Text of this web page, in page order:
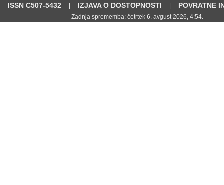
ISSN C507-5432
| IZJAVA O DOSTOPNOSTI | POVRATNE
Zadnja sprememba: četrtek 6. avgust 2026, 4:54.